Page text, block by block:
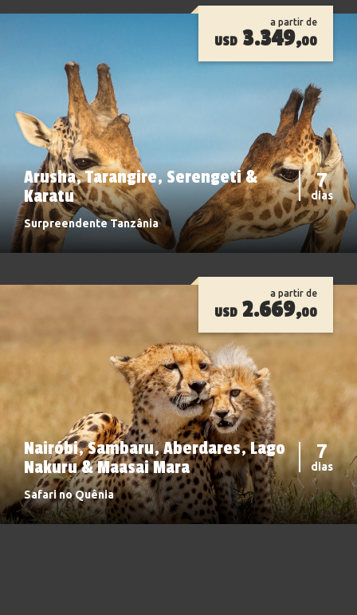
a partir de
USD 3.349,00
Arusha, Tarangire, Serengeti &
Karatu
Surpreendente Tanzânia
7
dias
a partir de
USD 2.669,00
Nairóbi, Sambaru, Aberdares, Lago
Nakuru & Maasai Mara
Safari no Quênia
7
dias